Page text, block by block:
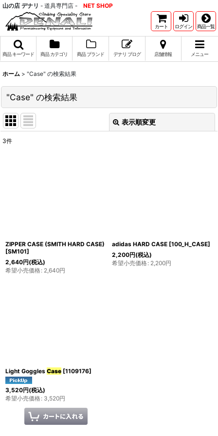
山の店 デナリ - 道具専門店 - NET SHOP
カート ログイン 商品一覧
商品 キーワード 商品 カテゴリ 商品 ブランド デナリ ブログ 店舗情報 メニュー
ホーム > "Case" の検索結果
"Case" の検索結果
表示順変更
商品検索(キーワード検索)
3件
ZIPPER CASE (SMITH HARD CASE)
[SM101]
2,640円(税込)
希望小売価格: 2,640円
adidas HARD CASE [100_H_CASE]
2,200円(税込)
希望小売価格: 2,200円
Light Goggles Case [1109176]
3,520円(税込)
希望小売価格: 3,520円